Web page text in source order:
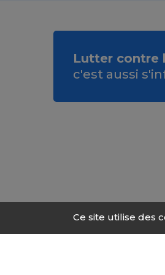
Lutter contre
c'est aussi
Ce site utilise des